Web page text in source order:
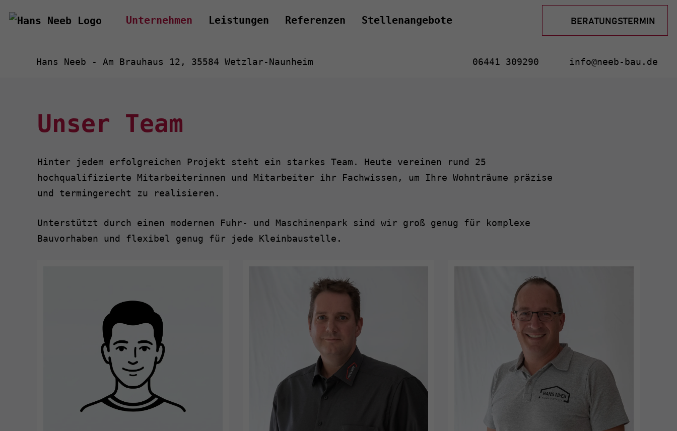
Unternehmen Leistungen Referenzen Stellenangebote BERATUNGSTERMIN
Hans Neeb - Am Brauhaus 12, 35584 Wetzlar-Naunheim 06441 309290 info@neeb-bau.de
Unser Team
Hinter jedem erfolgreichen Projekt steht ein starkes Team. Heute vereinen rund 25
hochqualifizierte Mitarbeiterinnen und Mitarbeiter ihr Fachwissen, um Ihre Wohnträume präzise
und termingerecht zu realisieren.
Unterstützt durch einen modernen Fuhr- und Maschinenpark sind wir groß genug für komplexe
Bauvorhaben und flexibel genug für jede Kleinbaustelle.